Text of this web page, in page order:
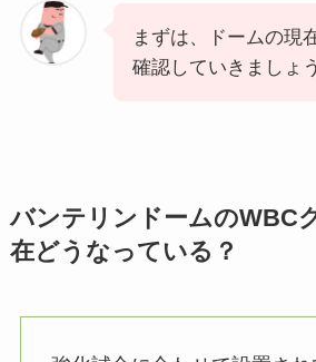
まずは、ドームの現
確認していきましょう
バンテリンドームのWBC
在どうなっている？